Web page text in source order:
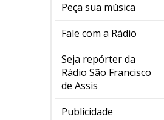
Peça sua música
Fale com a Rádio
Seja repórter da
Rádio São Francisco
de Assis
Publicidade